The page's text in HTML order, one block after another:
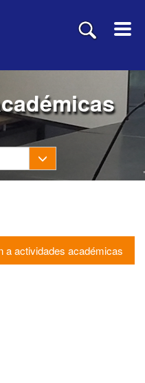
Toggle Dropdown
a actividades académicas